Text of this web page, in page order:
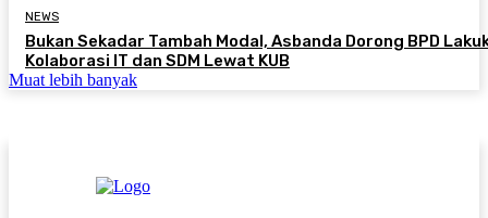
NEWS
Bukan Sekadar Tambah Modal, Asbanda Dorong BPD
Kolaborasi IT dan SDM Lewat KUB
Muat lebih banyak